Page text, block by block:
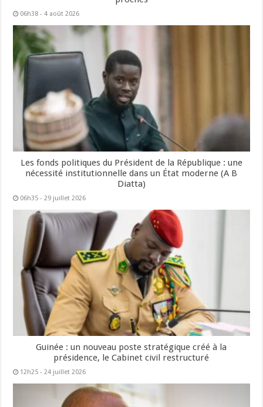
06h38 - 4 août 2026
Les fonds politiques du Président de la République : une
nécessité institutionnelle dans un État moderne (A B
Diatta)
06h35 - 29 juillet 2026
Guinée : un nouveau poste stratégique créé à la
présidence, le Cabinet civil restructuré
12h25 - 24 juillet 2026